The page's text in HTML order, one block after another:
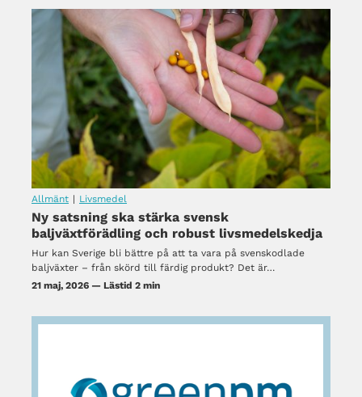
Allmänt | Livsmedel
Ny satsning ska stärka svensk
baljväxtförädling och robust livsmedelskedja
Hur kan Sverige bli bättre på att ta vara på svenskodlade
baljväxter – från skörd till färdig produkt? Det är…
21 maj, 2026 — Lästid 2 min